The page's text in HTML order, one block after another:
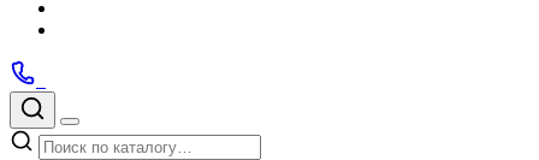
Позвонить
Поиск
по
каталогу
Меню